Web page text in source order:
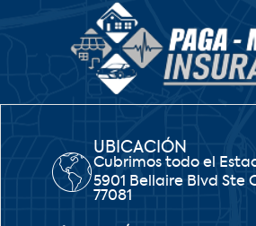
UBICACIÓN
Cubrimos todo el
5901 Bellaire Blvd Ste
77081